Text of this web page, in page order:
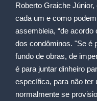
Roberto Graiche
cada um e como
assembleia, “de
dos condôminos. "Se é
fundo de obras, de
é para juntar dinheiro
específica, para não ter
normalmente se